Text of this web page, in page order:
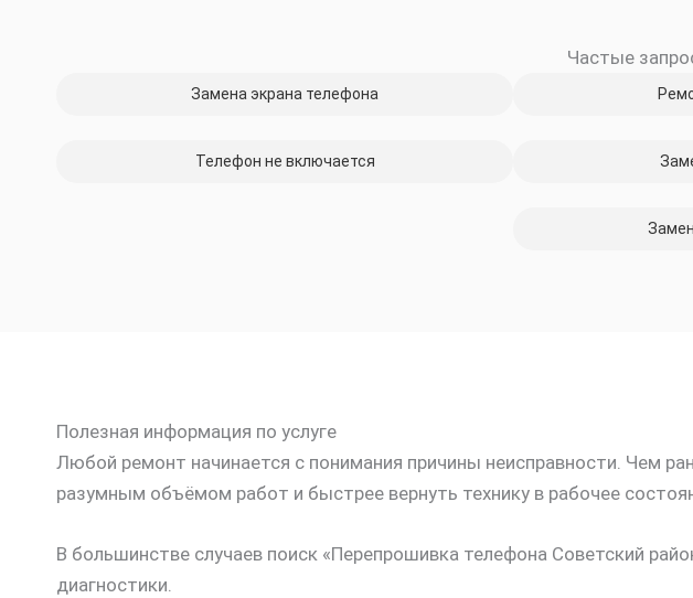
Частые
Замена экрана телефона
Телефон не включается
Полезная информация по услуге
Любой ремонт начинается с понимания причины неисправности. Чем
разумным объёмом работ и быстрее вернуть технику в рабочее
В большинстве случаев поиск «Перепрошивка телефона Советский
диагностики.